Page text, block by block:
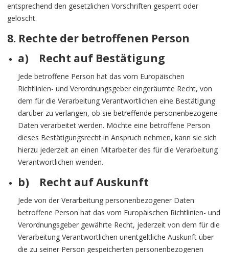
entsprechend den gesetzlichen Vorschriften gesperrt oder
gelöscht.
8. Rechte der betroffenen Person
a) Recht auf Bestätigung
Jede betroffene Person hat das vom Europäischen
Richtlinien- und Verordnungsgeber eingeräumte Recht, von
dem für die Verarbeitung Verantwortlichen eine Bestätigung
darüber zu verlangen, ob sie betreffende personenbezogene
Daten verarbeitet werden. Möchte eine betroffene Person
dieses Bestätigungsrecht in Anspruch nehmen, kann sie sich
hierzu jederzeit an einen Mitarbeiter des für die Verarbeitung
Verantwortlichen wenden.
b) Recht auf Auskunft
Jede von der Verarbeitung personenbezogener Daten
betroffene Person hat das vom Europäischen Richtlinien- und
Verordnungsgeber gewährte Recht, jederzeit von dem für die
Verarbeitung Verantwortlichen unentgeltliche Auskunft über
die zu seiner Person gespeicherten personenbezogenen